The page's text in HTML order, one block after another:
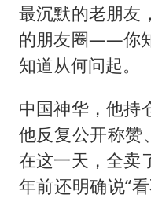
最沉默的老朋友
的朋友圈——你
知道从何问起。
中国神华，他持
他反复公开称赞
在这一天，全卖
年前还明确说“